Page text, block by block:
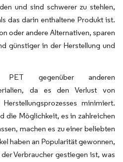
und sind schwerer zu stehlen,
das darin enthaltene Produkt ist.
oder andere Alternativen, sparen
günstiger in der Herstellung und
PET gegenüber anderen
da es den Verlust von
minimiert.
die Möglichkeit, es in zahlreichen
machen es zu einer beliebten
haben an Popularität gewonnen,
Verbraucher gestiegen ist, was